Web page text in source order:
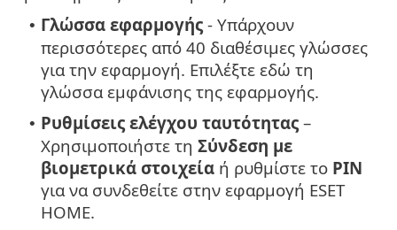
• Γλώσσα εφαρμογής - Υπάρχουν
περισσότερες από 40 διαθέσιμες γλώσσες
για την εφαρμογή. Επιλέξτε εδώ τη
γλώσσα εμφάνισης της εφαρμογής.
• Ρυθμίσεις ελέγχου ταυτότητας –
Χρησιμοποιήστε τη Σύνδεση με
βιομετρικά στοιχεία ή ρυθμίστε το PIN
για να συνδεθείτε στην εφαρμογή ESET
HOME.